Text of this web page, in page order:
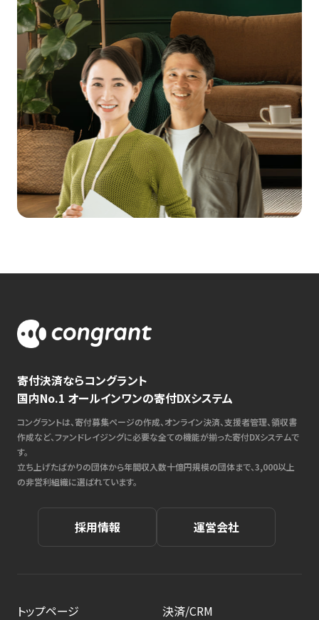
寄付決済ならコングラント
国内No.1 オールインワンの寄付DXシステム
コングラントは、寄付募集ページの作成、オンライン決済、支援者管理、領収書
作成など、ファンドレイジングに必要な全ての機能が揃った寄付DXシステムで
す。
立ち上げたばかりの団体から年間収入数十億円規模の団体まで、3,000以上
の非営利組織に選ばれています。
採用情報 運営会社
トップページ
決済/CRM